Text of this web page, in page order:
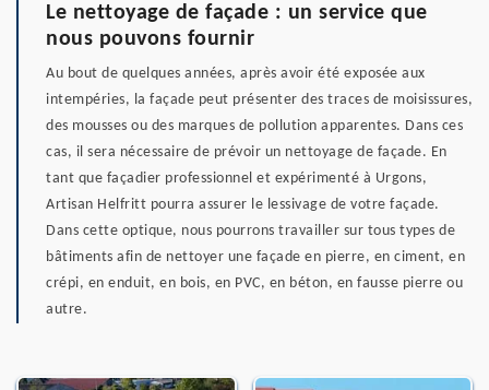
Le nettoyage de façade : un service que
nous pouvons fournir
Au bout de quelques années, après avoir été exposée aux
intempéries, la façade peut présenter des traces de moisissures,
des mousses ou des marques de pollution apparentes. Dans ces
cas, il sera nécessaire de prévoir un nettoyage de façade. En
tant que façadier professionnel et expérimenté à Urgons,
Artisan Helfritt pourra assurer le lessivage de votre façade.
Dans cette optique, nous pourrons travailler sur tous types de
bâtiments afin de nettoyer une façade en pierre, en ciment, en
crépi, en enduit, en bois, en PVC, en béton, en fausse pierre ou
autre.